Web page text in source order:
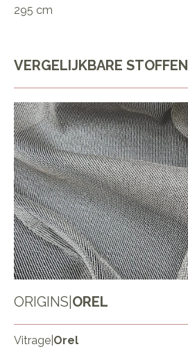
295 cm
VERGELIJKBARE STOFFEN
ORIGINS OREL
Vitrage Orel